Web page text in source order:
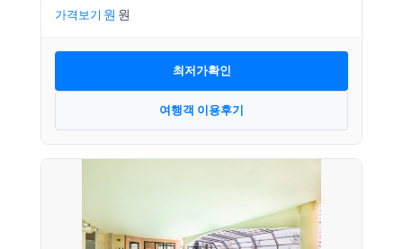
가격보기
최저가확인
여행객 이용후기